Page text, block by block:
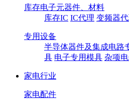
库存电子元器件、材料
库存IC IC代理 变频器
专用设备
半导体器件及集成电路
具 电子专用模具 杂项
家电行业
家电配件